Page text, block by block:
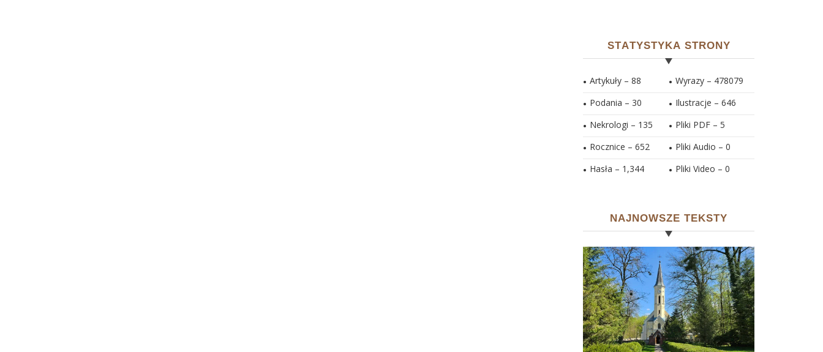
STATYSTYKA STRONY
Artykuły – 88
Podania – 30
Nekrologi – 135
Rocznice – 652
Hasła – 1,344
Wyrazy – 478079
Ilustracje – 646
Pliki PDF – 5
Pliki Audio – 0
Pliki Video – 0
NAJNOWSZE TEKSTY